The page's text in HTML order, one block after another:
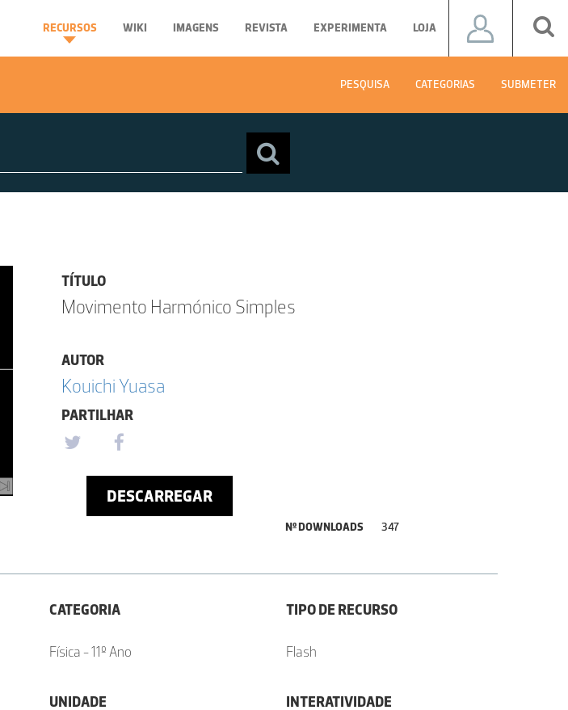
RECURSOS WIKI IMAGENS REVISTA EXPERIMENTA LOJA
PESQUISA CATEGORIAS SUBMETER
TÍTULO
Movimento Harmónico Simples
AUTOR
Kouichi Yuasa
PARTILHAR
DESCARREGAR
Nº DOWNLOADS 347
CATEGORIA
Física - 11º Ano
UNIDADE
TIPO DE RECURSO
Flash
INTERATIVIDADE